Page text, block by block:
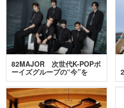
82MAJOR 次世代K-POPボ
ーイズグループの“今”を
訊…